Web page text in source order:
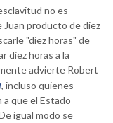
no es
Juan producto de diez
"diez horas" de
diez horas a la
advierte Robert
, incluso quienes
que el Estado
igual modo se